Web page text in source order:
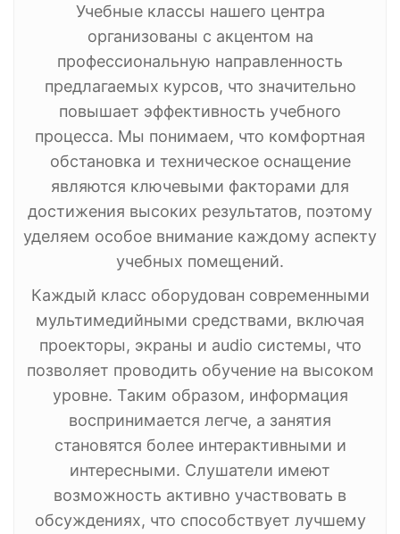
Учебные классы нашего центра
организованы с акцентом на
профессиональную направленность
предлагаемых курсов, что значительно
повышает эффективность учебного
процесса. Мы понимаем, что комфортная
обстановка и техническое оснащение
являются ключевыми факторами для
достижения высоких результатов, поэтому
уделяем особое внимание каждому аспекту
учебных помещений.
Каждый класс оборудован современными
мультимедийными средствами, включая
проекторы, экраны и audio системы, что
позволяет проводить обучение на высоком
уровне. Таким образом, информация
воспринимается легче, а занятия
становятся более интерактивными и
интересными. Слушатели имеют
возможность активно участвовать в
обсуждениях, что способствует лучшему